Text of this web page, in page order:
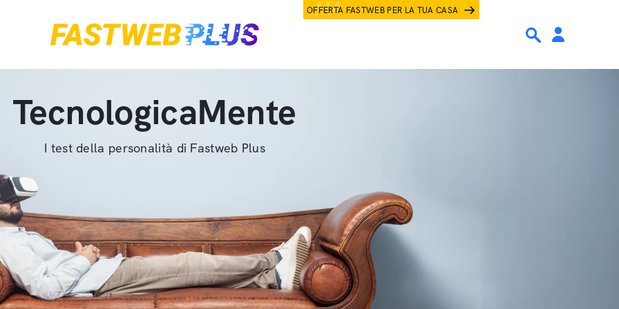
OFFERTA FASTWEB PER LA TUA CASA
TecnologicaMente
I test della personalità di Fastweb Plus